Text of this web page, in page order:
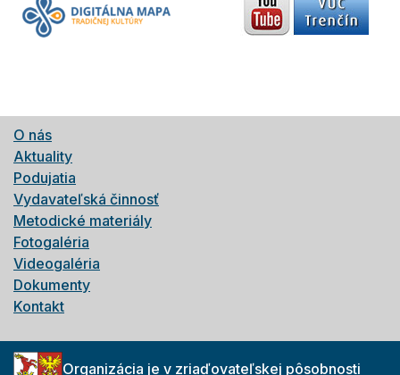
O nás
Aktuality
Podujatia
Vydavateľská činnosť
Metodické materiály
Fotogaléria
Videogaléria
Dokumenty
Kontakt
Organizácia je v zriaďovateľskej pôsobnosti